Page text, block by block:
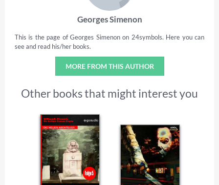
Georges Simenon
This is the page of Georges Simenon on 24symbols. Here you can
see and read his/her books.
MORE FROM THIS AUTHOR
Other books that might interest you